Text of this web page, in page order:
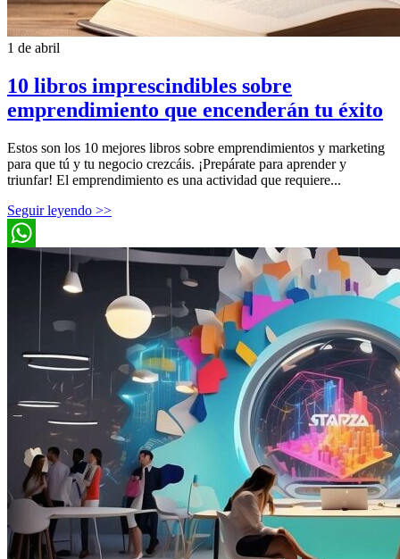
1 de abril
10 libros imprescindibles sobre
emprendimiento que encenderán tu éxito
Estos son los 10 mejores libros sobre emprendimientos y marketing
para que tú y tu negocio crezcáis. ¡Prepárate para aprender y
triunfar! El emprendimiento es una actividad que requiere...
Seguir leyendo >>